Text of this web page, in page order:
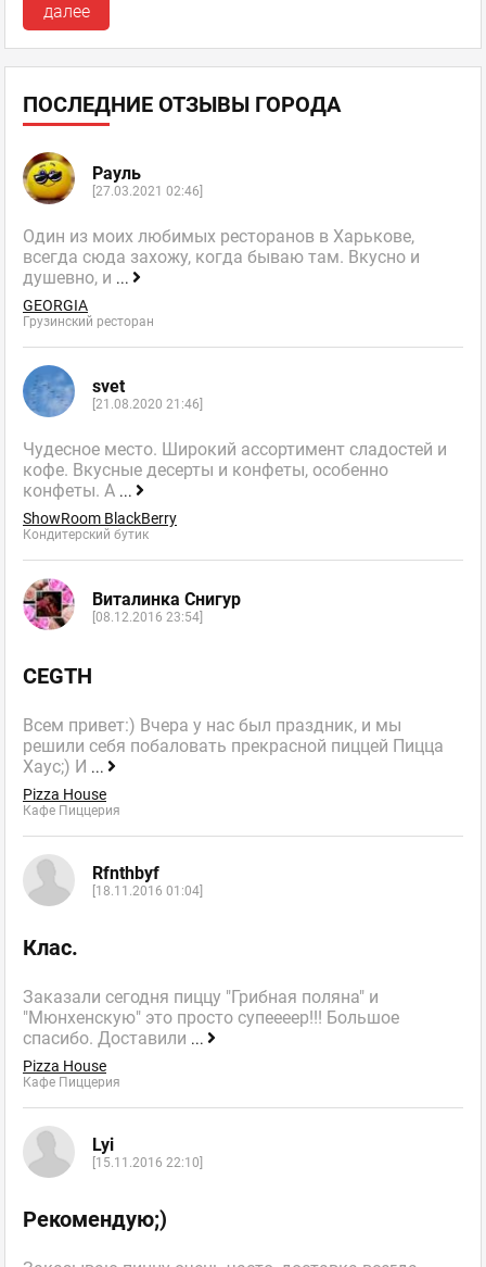
далее
ПОСЛЕДНИЕ ОТЗЫВЫ ГОРОДА
Рауль
[27.03.2021 02:46]
Один из моих любимых ресторанов в Харькове,
всегда сюда захожу, когда бываю там. Вкусно и
душевно, и ...
GEORGIA
Грузинский ресторан
svet
[21.08.2020 21:46]
Чудесное место. Широкий ассортимент сладостей и
кофе. Вкусные десерты и конфеты, особенно
конфеты. А ...
ShowRoom BlackBerry
Кондитерский бутик
Виталинка Снигур
[08.12.2016 23:54]
CEGTH
Всем привет:) Вчера у нас был праздник, и мы
решили себя побаловать прекрасной пиццей Пицца
Хаус;) И ...
Pizza House
Кафе Пиццерия
Rfnthbyf
[18.11.2016 01:04]
Клас.
Заказали сегодня пиццу "Грибная поляна" и
"Мюнхенскую" это просто супеееер!!! Большое
спасибо. Доставили ...
Pizza House
Кафе Пиццерия
Lyi
[15.11.2016 22:10]
Рекомендую;)